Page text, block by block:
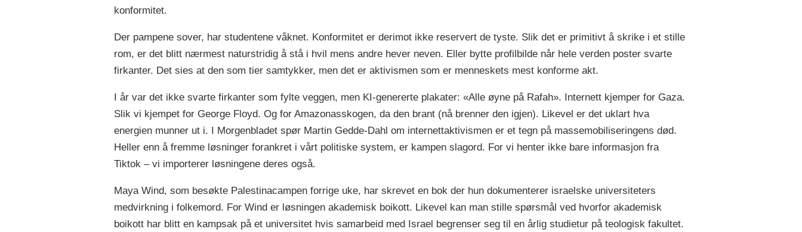
konformitet.
Der pampene sover, har studentene våknet. Konformitet er derimot ikke reservert de tyste. Slik det er primitivt å skrike i et stille
rom, er det blitt nærmest naturstridig å stå i hvil mens andre hever neven. Eller bytte profilbilde når hele verden poster svarte
firkanter. Det sies at den som tier samtykker, men det er aktivismen som er menneskets mest konforme akt.
I år var det ikke svarte firkanter som fylte veggen, men KI-genererte plakater: «Alle øyne på Rafah». Internett kjemper for Gaza.
Slik vi kjempet for George Floyd. Og for Amazonasskogen, da den brant (nå brenner den igjen). Likevel er det uklart hva
energien munner ut i. I Morgenbladet spør Martin Gedde-Dahl om internettaktivismen er et tegn på massemobiliseringens død.
Heller enn å fremme løsninger forankret i vårt politiske system, er kampen slagord. For vi henter ikke bare informasjon fra
Tiktok – vi importerer løsningene deres også.
Maya Wind, som besøkte Palestinacampen forrige uke, har skrevet en bok der hun dokumenterer israelske universiteters
medvirkning i folkemord. For Wind er løsningen akademisk boikott. Likevel kan man stille spørsmål ved hvorfor akademisk
boikott har blitt en kampsak på et universitet hvis samarbeid med Israel begrenser seg til en årlig studietur på teologisk fakultet.